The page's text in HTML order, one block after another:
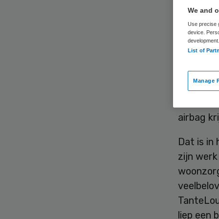
Een
moet
airbag
Dat is in
zijn
liep een
We and
Use precise
device.
development.
List of
Manage